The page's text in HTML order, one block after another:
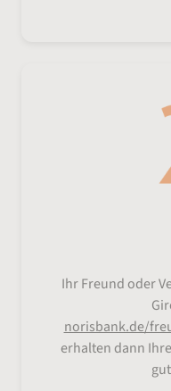
Ihr Freund oder
norisbank.de/
erhalten dann